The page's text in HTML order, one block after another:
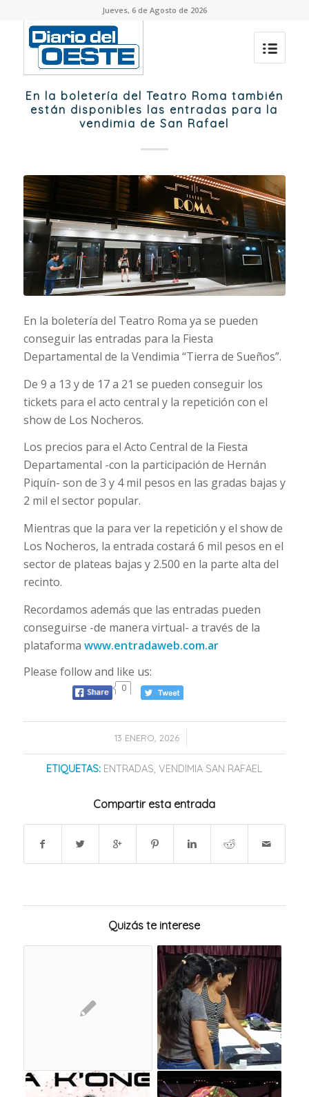
Jueves, 6 de Agosto de 2026
En la boletería del Teatro Roma también
están disponibles las entradas para la
vendimia de San Rafael
En la boletería del Teatro Roma ya se pueden
conseguir las entradas para la Fiesta
Departamental de la Vendimia “Tierra de Sueños”.
De 9 a 13 y de 17 a 21 se pueden conseguir los
tickets para el acto central y la repetición con el
show de Los Nocheros.
Los precios para el Acto Central de la Fiesta
Departamental -con la participación de Hernán
Piquín- son de 3 y 4 mil pesos en las gradas bajas y
2 mil el sector popular.
Mientras que la para ver la repetición y el show de
Los Nocheros, la entrada costará 6 mil pesos en el
sector de plateas bajas y 2.500 en la parte alta del
recinto.
Recordamos además que las entradas pueden
conseguirse -de manera virtual- a través de la
plataforma www.entradaweb.com.ar
Please follow and like us:
0
13 ENERO, 2026
/
ETIQUETAS: ENTRADAS,VENDIMIA SAN RAFAEL
Compartir esta entrada
Quizás te interese